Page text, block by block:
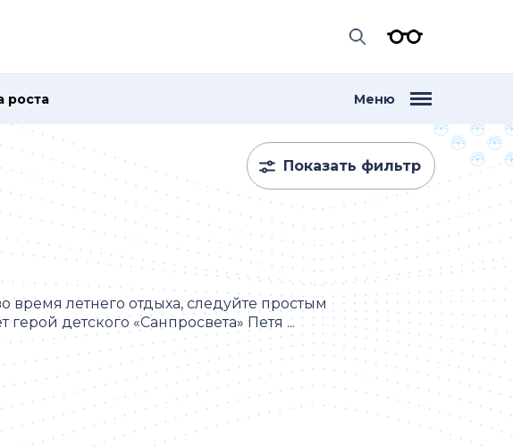
роста Меню
Показать фильтр
время летнего отдыха, следуйте простым
детского «Санпросвета» Петя ...